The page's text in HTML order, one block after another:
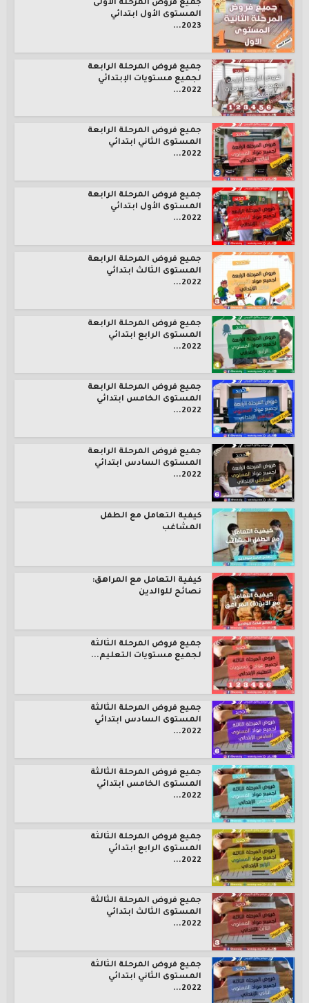
جميع فروض المرحلة الأولى
المستوى الأول ابتدائي
2023...
جميع فروض المرحلة الرابعة
لجميع مستويات الإبتدائي
2022...
جميع فروض المرحلة الرابعة
المستوى الثاني ابتدائي
2022...
جميع فروض المرحلة الرابعة
المستوى الأول ابتدائي
2022...
جميع فروض المرحلة الرابعة
المستوى الثالث ابتدائي
2022...
جميع فروض المرحلة الرابعة
المستوى الرابع ابتدائي
2022...
جميع فروض المرحلة الرابعة
المستوى الخامس ابتدائي
2022...
جميع فروض المرحلة الرابعة
المستوى السادس ابتدائي
2022...
كيفية التعامل مع الطفل
المشاغب
كيفية التعامل مع المراهق:
نصائح للوالدين
جميع فروض المرحلة الثالثة
لجميع مستويات التعليم...
جميع فروض المرحلة الثالثة
المستوى السادس ابتدائي
2022...
جميع فروض المرحلة الثالثة
المستوى الخامس ابتدائي
2022...
جميع فروض المرحلة الثالثة
المستوى الرابع ابتدائي
2022...
جميع فروض المرحلة الثالثة
المستوى الثالث ابتدائي
2022...
جميع فروض المرحلة الثالثة
المستوى الثاني ابتدائي
2022...